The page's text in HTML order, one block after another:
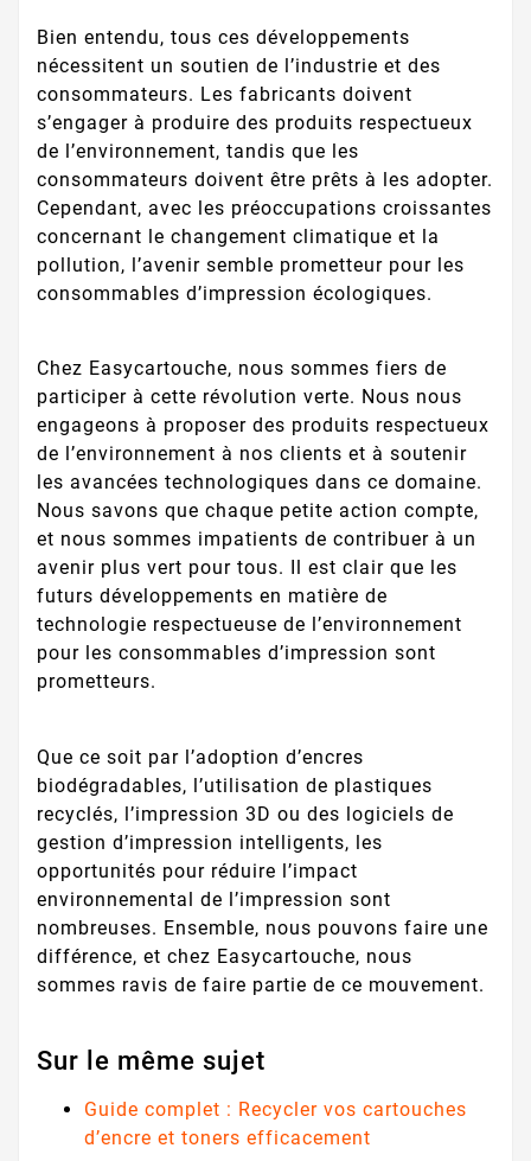
Bien entendu, tous ces développements
nécessitent un soutien de l’industrie et des
consommateurs. Les fabricants doivent
s’engager à produire des produits respectueux
de l’environnement, tandis que les
consommateurs doivent être prêts à les adopter.
Cependant, avec les préoccupations croissantes
concernant le changement climatique et la
pollution, l’avenir semble prometteur pour les
consommables d’impression écologiques.
Chez Easycartouche, nous sommes fiers de
participer à cette révolution verte. Nous nous
engageons à proposer des produits respectueux
de l’environnement à nos clients et à soutenir
les avancées technologiques dans ce domaine.
Nous savons que chaque petite action compte,
et nous sommes impatients de contribuer à un
avenir plus vert pour tous. Il est clair que les
futurs développements en matière de
technologie respectueuse de l’environnement
pour les consommables d’impression sont
prometteurs.
Que ce soit par l’adoption d’encres
biodégradables, l’utilisation de plastiques
recyclés, l’impression 3D ou des logiciels de
gestion d’impression intelligents, les
opportunités pour réduire l’impact
environnemental de l’impression sont
nombreuses. Ensemble, nous pouvons faire une
différence, et chez Easycartouche, nous
sommes ravis de faire partie de ce mouvement.
Sur le même sujet
Guide complet : Recycler vos cartouches
d’encre et toners efficacement